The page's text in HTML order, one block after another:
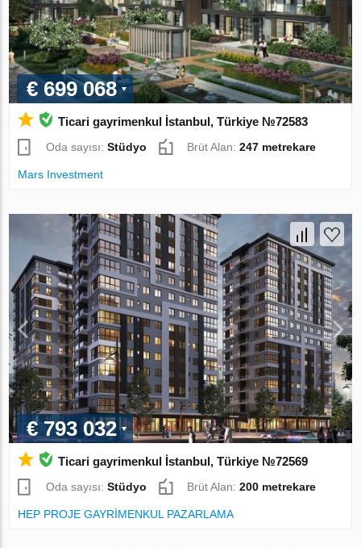
€ 699 068
Ticari gayrimenkul İstanbul, Türkiye №72583
Oda sayısı:Stüdyo Brüt Alan:247 metrekare
Mars Investment
€ 793 032
Ticari gayrimenkul İstanbul, Türkiye №72569
Oda sayısı:Stüdyo Brüt Alan:200 metrekare
HEP PROJE GAYRİMENKUL PAZARLAMA